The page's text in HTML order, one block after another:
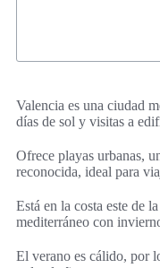
Valencia es una ciudad
días de sol y visitas a
Ofrece playas urbanas,
reconocida, ideal para
Está en la costa este de
mediterráneo con
El verano es cálido, por